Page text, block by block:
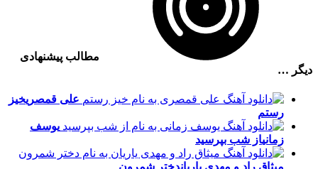
مطالب پیشنهادی
دیگر …
علی قمصریخیز
رستم
یوسف
زمانیاز شب بپرسید
میثاق راد و مهدی یاریاندختر شمرون